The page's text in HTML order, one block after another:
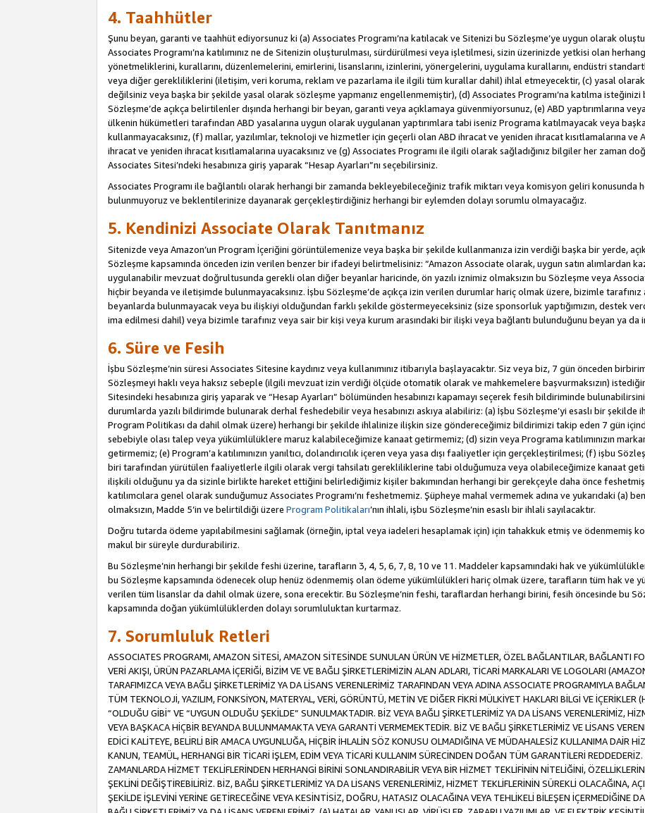
4. Taahhütler
Şunu beyan, garanti ve taahhüt ediyorsunuz ki (a) Associates Programı’na katılacak ve Sitenizi bu Sözleşme’ye uygun olarak
Associates Programı’na katılımınız ne de Sitenizin oluşturulması, sürdürülmesi veya işletilmesi, sizin üzerinizde yetkisi olan
yönetmeliklerini, kurallarını, düzenlemelerini, emirlerini, lisanslarını, izinlerini, yönergelerini, uygulama kurallarını, endüstri
veya diğer gerekliliklerini (iletişim, veri koruma, reklam ve pazarlama ile ilgili tüm kurallar dahil) ihlal etmeyecektir, (c) yasal
değilsiniz veya başka bir şekilde yasal olarak sözleşme yapmanız engellenmemiştir), (d) Associates Programı’na katılma
Sözleşme’de açıkça belirtilenler dışında herhangi bir beyan, garanti veya açıklamaya güvenmiyorsunuz, (e) ABD yaptırımlarına
ülkenin hükümetleri tarafından ABD yasalarına uygun olarak uygulanan yaptırımlara tabi iseniz Programa katılmayacak veya
kullanmayacaksınız, (f) mallar, yazılımlar, teknoloji ve hizmetler için geçerli olan ABD ihracat ve yeniden ihracat kısıtlamalarına ve
ihracat ve yeniden ihracat kısıtlamalarına uyacaksınız ve (g) Associates Programı ile ilgili olarak sağladığınız bilgiler her zaman
Associates Sitesi’ndeki hesabınıza giriş yaparak “Hesap Ayarları”nı seçebilirsiniz.
Associates Programı ile bağlantılı olarak herhangi bir zamanda bekleyebileceğiniz trafik miktarı veya komisyon geliri konusunda
bulunmuyoruz ve beklentilerinize dayanarak gerçekleştirdiğiniz herhangi bir eylemden dolayı sorumlu olmayacağız.
5. Kendinizi Associate Olarak Tanıtmanız
Sitenizde veya Amazon’un Program İçeriğini görüntülemenize veya başka bir şekilde kullanmanıza izin verdiği başka bir yerde,
Sözleşme kapsamında önceden izin verilen benzer bir ifadeyi belirtmelisiniz: “Amazon Associate olarak, uygun satın alımlardan
uygulanabilir mevzuat doğrultusunda gerekli olan diğer beyanlar haricinde, ön yazılı iznimiz olmaksızın bu Sözleşme veya
hiçbir beyanda ve iletişimde bulunmayacaksınız. İşbu Sözleşme’de açıkça izin verilen durumlar hariç olmak üzere, bizimle tarafınız
beyanlarda bulunmayacak veya bu ilişkiyi olduğundan farklı şekilde göstermeyeceksiniz (size sponsorluk yaptığımızın, destek
ima edilmesi dahil) veya bizimle tarafınız veya sair bir kişi veya kurum arasındaki bir ilişki veya bağlantı bulunduğunu beyan ya da
6. Süre ve Fesih
İşbu Sözleşme’nin süresi Associates Sitesine kaydınız veya kullanımınız itibarıyla başlayacaktır. Siz veya biz, 7 gün önceden
Sözleşmeyi haklı veya haksız sebeple (ilgili mevzuat izin verdiği ölçüde otomatik olarak ve mahkemelere başvurmaksızın)
Sitesindeki hesabınıza giriş yaparak ve “Hesap Ayarları” bölümünden hesabınızı kapamayı seçerek fesih bildiriminde
durumlarda yazılı bildirimde bulunarak derhal feshedebilir veya hesabınızı askıya alabiliriz: (a) İşbu Sözleşme’yi esaslı bir
Program Politikası da dahil olmak üzere) herhangi bir şekilde ihlalinize ilişkin size göndereceğimiz bildirimizi takip eden 7 gün
sebebiyle olası talep veya yükümlülüklere maruz kalabileceğimize kanaat getirmemiz; (d) sizin veya Programa katılımınızın
getirmemiz; (e) Program’a katılımınızın yanıltıcı, dolandırıcılık içeren veya yasa dışı faaliyetler için gerçekleştirilmesi; (f) işbu
biri tarafından yürütülen faaliyetlerle ilgili olarak vergi tahsilatı gerekliliklerine tabi olduğumuza veya olabileceğimize kanaat
ilişkili olduğunu ya da sizinle birlikte hareket ettiğini belirlediğimiz kişiler bakımından herhangi bir gerekçeyle daha önce feshetmiş
katılımcılara genel olarak sunduğumuz Associates Programı’nı feshetmemiz. Şüpheye mahal vermemek adına ve yukarıdaki (a)
olmaksızın, Madde 5’in ve belirtildiği üzere Program Politikaları’nın ihlali, işbu Sözleşme’nin esaslı bir ihlali sayılacaktır.
Doğru tutarda ödeme yapılabilmesini sağlamak (örneğin, iptal veya iadeleri hesaplamak için) için tahakkuk etmiş ve ödenmemiş
makul bir süreyle durdurabiliriz.
Bu Sözleşme’nin herhangi bir şekilde feshi üzerine, tarafların 3, 4, 5, 6, 7, 8, 10 ve 11. Maddeler kapsamındaki hak ve
bu Sözleşme kapsamında ödenecek olup henüz ödenmemiş olan ödeme yükümlülükleri hariç olmak üzere, tarafların tüm hak ve
verilen tüm lisanslar da dahil olmak üzere, sona erecektir. Bu Sözleşme’nin feshi, taraflardan herhangi birini, fesih öncesinde bu
kapsamında doğan yükümlülüklerden dolayı sorumluluktan kurtarmaz.
7. Sorumluluk Retleri
ASSOCIATES PROGRAMI, AMAZON SİTESİ, AMAZON SİTESİNDE SUNULAN ÜRÜN VE HİZMETLER, ÖZEL BAĞLANTILAR, BAĞLANTI
VERİ AKIŞI, ÜRÜN PAZARLAMA İÇERİĞİ, BİZİM VE VE BAĞLI ŞİRKETLERİMİZİN ALAN ADLARI, TİCARİ MARKALARI VE LOGOLARI
TARAFIMIZCA VEYA BAĞLI ŞİRKETLERİMİZ YA DA LİSANS VERENLERİMİZ TARAFINDAN VEYA ADINA ASSOCIATE PROGRAMIYLA
TÜM TEKNOLOJİ, YAZILIM, FONKSİYON, MATERYAL, VERİ, GÖRÜNTÜ, METİN VE DİĞER FİKRİ MÜLKİYET HAKLARI BİLGİ VE İÇERİKLER
“OLDUĞU GİBİ” VE “UYGUN OLDUĞU ŞEKİLDE” SUNULMAKTADIR. BİZ VEYA BAĞLI ŞİRKETLERİMİZ YA DA LİSANS VERENLERİMİZ,
VEYA BAŞKACA HİÇBİR BEYANDA BULUNMAMAKTA VEYA GARANTİ VERMEMEKTEDİR. BİZ VE BAĞLI ŞİRKETLERİMİZ VE LİSANS
EDİCİ KALİTEYE, BELİRLİ BİR AMACA UYGUNLUĞA, HİÇBİR İHLALİN SÖZ KONUSU OLMADIĞINA VE MÜDAHALESİZ KULLANIMA DAİR
KANUN, TEAMÜL, HERHANGİ BİR TİCARİ İŞLEM, EDİM VEYA TİCARİ KULLANIM SÜRECİNDEN DOĞAN TÜM GARANTİLERİ
ZAMANLARDA HİZMET TEKLİFLERİNDEN HERHANGİ BİRİNİ SONLANDIRABİLİR VEYA BİR HİZMET TEKLİFİNİN NİTELİĞİNİ,
ŞEKLİNİ DEĞİŞTİREBİLİRİZ. BİZ, BAĞLI ŞİRKETLERİMİZ YA DA LİSANS VERENLERİMİZ, HİZMET TEKLİFLERİNİN SÜREKLİ OLACAĞINA,
ŞEKİLDE İŞLEVİNİ YERİNE GETİRECEĞİNE VEYA KESİNTİSİZ, DOĞRU, HATASIZ OLACAĞINA VEYA TEHLİKELİ BİLEŞEN İÇERMEDİĞİNE